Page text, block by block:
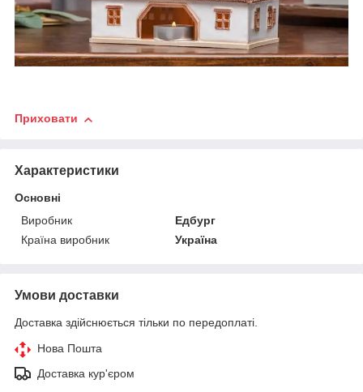
Приховати
Характеристики
Основні
Виробник
Едбург
Країна виробник
Україна
Умови доставки
Доставка здійснюється тільки по передоплаті.
Нова Пошта
Доставка кур'єром